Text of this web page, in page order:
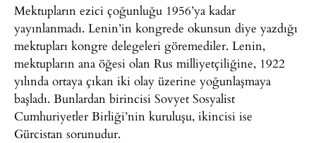
Mektupların ezici çoğunluğu 1956’ya kadar
yayınlanmadı. Lenin’in kongrede okunsun diye yazdığı
mektupları kongre delegeleri göremediler. Lenin,
mektupların ana öğesi olan Rus milliyetçiliğine, 1922
yılında ortaya çıkan iki olay üzerine yoğunlaşmaya
başladı. Bunlardan birincisi Sovyet Sosyalist
Cumhuriyetler Birliği’nin kuruluşu, ikincisi ise
Gürcistan sorunudur.